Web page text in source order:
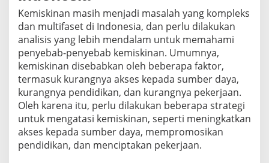
Kemiskinan masih menjadi masalah yang kompleks
dan multifaset di Indonesia, dan perlu dilakukan
analisis yang lebih mendalam untuk memahami
penyebab-penyebab kemiskinan. Umumnya,
kemiskinan disebabkan oleh beberapa faktor,
termasuk kurangnya akses kepada sumber daya,
kurangnya pendidikan, dan kurangnya pekerjaan.
Oleh karena itu, perlu dilakukan beberapa strategi
untuk mengatasi kemiskinan, seperti meningkatkan
akses kepada sumber daya, mempromosikan
pendidikan, dan menciptakan pekerjaan.